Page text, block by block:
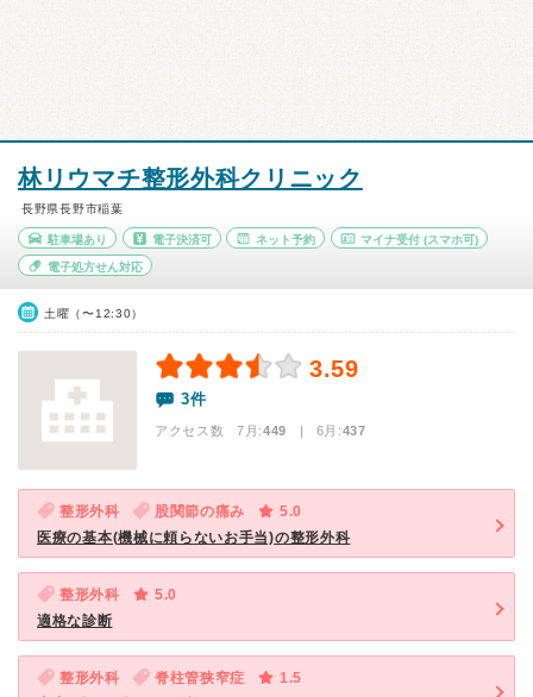
林リウマチ整形外科クリニック
長野県長野市稲葉
駐車場あり 電子決済可 ネット予約 マイナ受付 (スマホ可)
電子処方せん対応
土曜（〜12:30）
3.59
3件
アクセス数 7月:449 | 6月:437
整形外科 股関節の痛み
5.0
医療の基本(機械に頼らないお手当)の整形外科
整形外科
5.0
適格な診断
整形外科 脊柱管狭窄症
1.5